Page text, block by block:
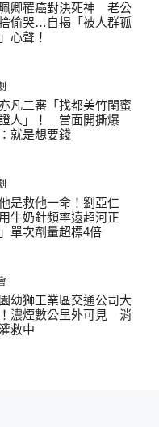
卿罹癌對決死神 老公
偷哭…自揭「被人群孤
心聲！
凡二審「找都美竹閨蜜
人」！ 當面開撕爆
就是想要錢
是救他一命！劉亞仁
用牛奶針頻率遠超河正
單次劑量超標4倍
幼獅工業區交通公司大
濃煙數公里外可見 消
救中